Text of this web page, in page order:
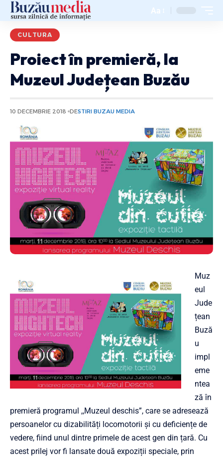
Aa
CULTURA
Proiect în premieră, la
Muzeul Județean Buzău
10 DECEMBRIE 2018 DESTIRI BUZAU MEDIA
Muz
eul
Jude
țean
Buză
u
impl
eme
ntea
ză în
premieră programul ,,Muzeul deschis”, care se adresează
persoanelor cu dizabilități locomotorii și cu deficiențe de
vedere, fiind unul dintre primele de acest gen din țară. Cu
acest prilej vor fi lansate două expoziții speciale, prin